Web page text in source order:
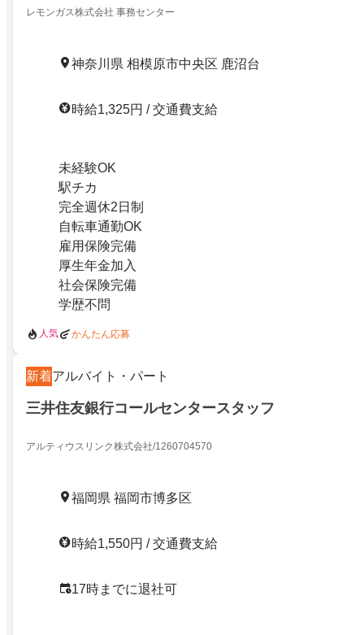
レモンガス株式会社 事務センター
神奈川県 相模原市中央区 鹿沼台
時給1,325円 / 交通費支給
未経験OK
駅チカ
完全週休2日制
自転車通勤OK
雇用保険完備
厚生年金加入
社会保険完備
学歴不問
人気 かんたん応募
新着アルバイト・パート
三井住友銀行コールセンタースタッフ
アルティウスリンク株式会社/1260704570
福岡県 福岡市博多区
時給1,550円 / 交通費支給
17時までに退社可